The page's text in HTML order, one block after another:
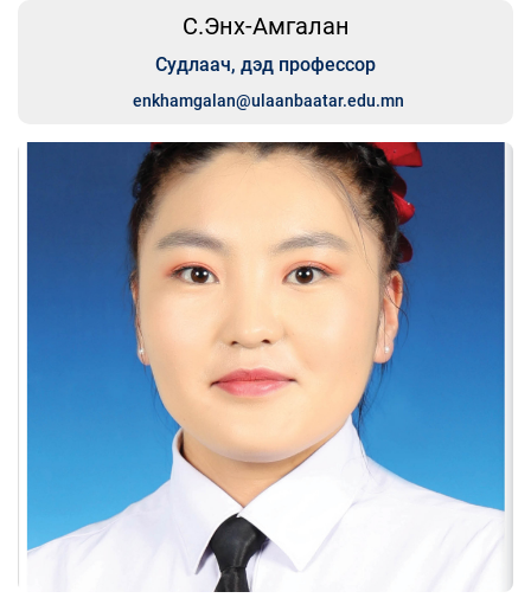
С.Энх-Амгалан
Судлаач, дэд профессор
enkhamgalan@ulaanbaatar.edu.mn